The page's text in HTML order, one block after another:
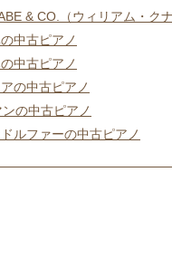
& CO.（ウィリアム・クナ
中古ピアノ
中古ピアノ
の中古ピアノ
の中古ピアノ
ルファーの中古ピアノ